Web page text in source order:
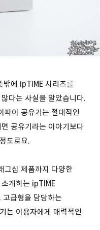
밖에 ipTIME 시리즈를
다는 사실을 알았습니다.
파이 공유기는 절대적인
공유기라는 이야기보다
도로요.
그십 제품까지 다양한
개하는 ipTIME
급형을 담당하는
는 이용자에게 매력적인